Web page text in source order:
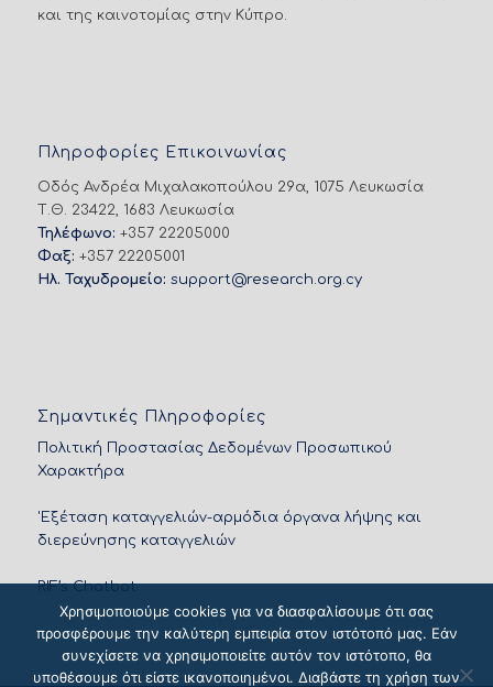
και της καινοτομίας στην Κύπρο.
Πληροφορίες Επικοινωνίας
Οδός Ανδρέα Μιχαλακοπούλου 29α, 1075 Λευκωσία
Τ.Θ. 23422, 1683 Λευκωσία
Τηλέφωνο: +357 22205000
Φαξ: +357 22205001
Ηλ. Ταχυδρομείο: support@research.org.cy
Σημαντικές Πληροφορίες
Πολιτική Προστασίας Δεδομένων Προσωπικού
Χαρακτήρα
'Εξέταση καταγγελιών-αρμόδια όργανα λήψης και
διερεύνησης καταγγελιών
RIF’s Chatbot
Χρησιμοποιούμε cookies για να διασφαλίσουμε ότι σας
προσφέρουμε την καλύτερη εμπειρία στον ιστότοπό μας. Εάν
συνεχίσετε να χρησιμοποιείτε αυτόν τον ιστότοπο, θα
υποθέσουμε ότι είστε ικανοποιημένοι. Διαβάστε τη χρήση των